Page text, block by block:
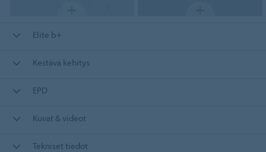
Elite b+
Kestävä kehitys
EPD
Kuvat & videot
Tekniset tiedot